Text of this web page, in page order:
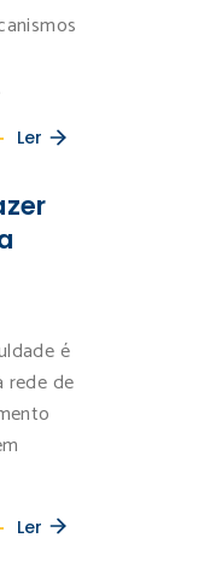
Ler
é
rede de
Ler